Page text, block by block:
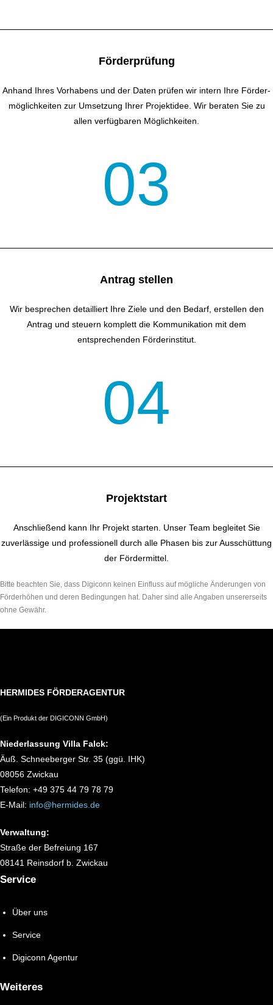
Förderprüfung
Anhand Ihres Vorhabens und der Daten prüfen wir intern Ihre Förder­
möglichkeiten zur Umsetzung Ihrer Projektidee. Wir beraten Sie zu
allen verfügbaren Möglichkeiten.
03
Antrag stellen
Wir besprechen detailliert Ihre Ziele und den Bedarf, erstellen den
Antrag und steuern komplett die Kommunikation mit dem
entsprechenden Förderinstitut.
04
Projektstart
Anschließend kann Ihr Projekt starten. Unser Team begleitet Sie
zuverlässige und professionell durch alle Phasen bis zur Ausschüttung
der Fördermittel.
Bitte beachten Sie, dass Digiconn keinen Einfluss auf mögliche Änderungen von
Förderhöhen und deren Bedingungen hat. Daher sind alle Angaben unsererseits
ohne Gewähr.
HERMIDES FÖRDERAGENTUR
(Ein Produkt der DIGICONN GmbH)
Niederlassung Villa Falck:
Äuß. Schneeberger Str. 35 (ggü. IHK)
08056 Zwickau
Telefon: +49 375 44 79 78 79
E-Mail: info@hermides.de
Verwaltung:
Straße der Befreiung 167
08141 Reinsdorf b. Zwickau
Service
Über uns
Service
Digiconn Agentur
Weiteres